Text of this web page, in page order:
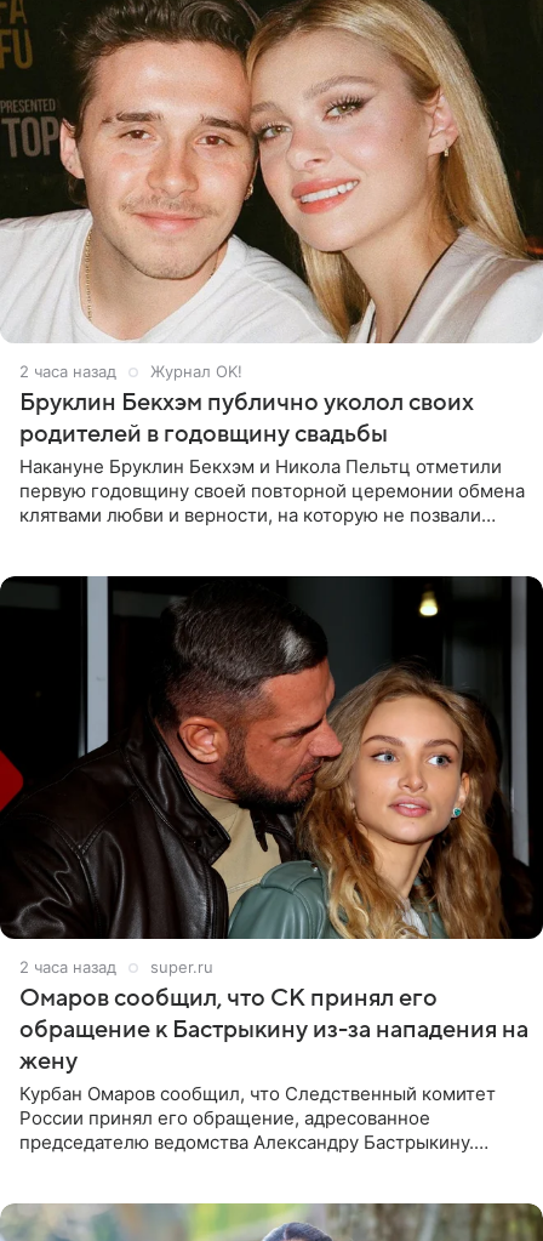
2 часа назад Журнал OK!
Бруклин Бекхэм публично уколол своих
родителей в годовщину свадьбы
Накануне Бруклин Бекхэм и Никола Пельтц отметили
первую годовщину своей повторной церемонии обмена
клятвами любви и верности, на которую не позвали
2 часа назад super.ru
Омаров сообщил, что СК принял его
обращение к Бастрыкину из-за нападения на
жену
Курбан Омаров сообщил, что Следственный комитет
России принял его обращение, адресованное
председателю ведомства Александру Бастрыкину.